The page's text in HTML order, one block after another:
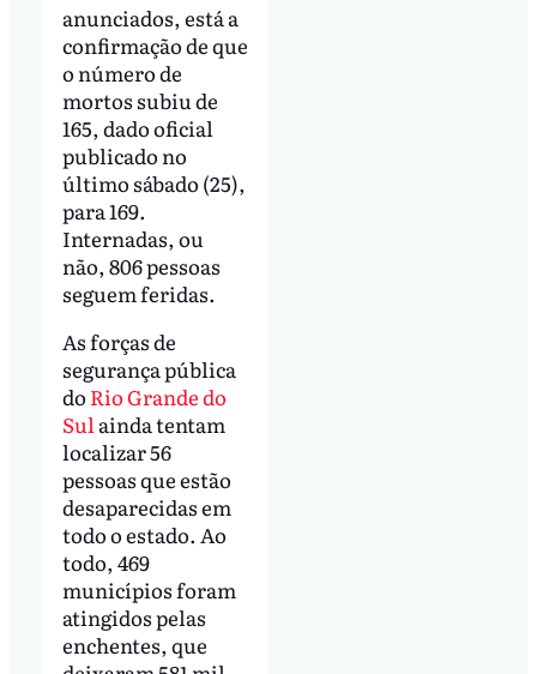
anunciados, está a
confirmação de que
o número de
mortos subiu de
165, dado oficial
publicado no
último sábado (25),
para 169.
Internadas, ou
não, 806 pessoas
seguem feridas.
As forças de
segurança pública
do Rio Grande do
Sul ainda tentam
localizar 56
pessoas que estão
desaparecidas em
todo o estado. Ao
todo, 469
municípios foram
atingidos pelas
enchentes, que